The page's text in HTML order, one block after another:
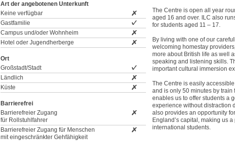
Art der angebotenen Unterkunft
Keine verfügbar
Gastfamilie
Campus und/oder Wohnheim
Hotel oder Jugendherberge
Ort
Großstadt/Stadt
Ländlich
Küste
Barrierefrei
Barrierefreier Zugang
für Rollstuhlfahrer
Barrierefreier Zugang für Menschen
mit eingeschränkter Gehfähigkeit
The Centre is open all year
aged 16 and over. ILC also
for students aged 11 – 17.
By living with one of our
welcoming homestay
more about British life as well
speaking and listening skills.
important cultural immersion
The Centre is easily
and is only 50 minutes by train
enables us to offer students a
experience without distraction
also provides an opportunity
England’s capital, making us
international students.